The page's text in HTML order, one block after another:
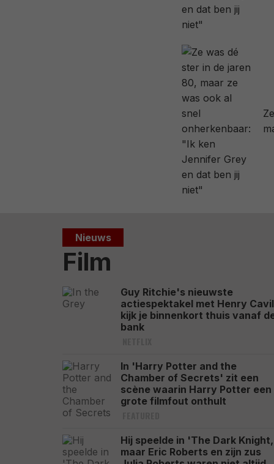
Nieuws
Film
Guy Ritchie's nieuwste
actiespektakel met Henry
kijk je binnenkort thuis vanaf
bank
In 'Harry Potter and the
Chamber of Secrets' zit een
scène waarin Harry Potter een
grote filmfout onthult
Hij speelde in 'The Dark Knight,
maar Eric Roberts en zijn zus